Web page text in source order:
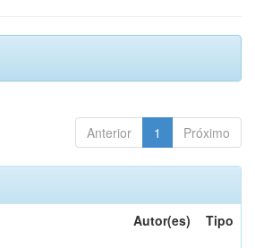
Anterior 1 Próximo
Autor(es) Tipo